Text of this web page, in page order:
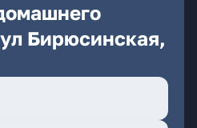
Бирюсинская,